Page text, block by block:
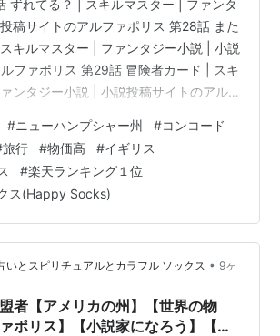
ずれてる？ | スキルマスター | ファンタ
稿サイトのアルファポリス 第28話 また
キルマスター | ファンタジー小説 | 小説
ファポリス 第29話 冒険者カード | スキ
ンタジー小説 | 小説投稿サイトのアル
４話更新したっけ？ 分からなくなった
回は、２４回目のアメリカ合衆国 ニュ
New Hampshire 略号 NH 州都は、コ
です。 地図の位置は東北東になりま…
#ニューハンプシャー州 #コンコード
旅行 #物価高 #イギリス
#楽天ランキング１位
ス(Happy Socks)
いとスピリチュアルとカラフル ソックス • 9ヶ
者【アメリカの州】【世界の物
ポリス】【小説家になろう】【小